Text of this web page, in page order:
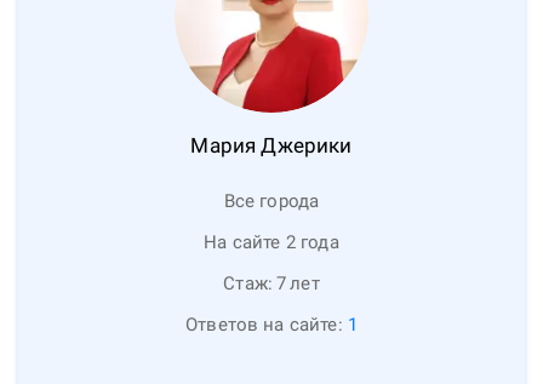
Мария Джерики
Все города
На сайте 2 года
Стаж: 7лет
Ответов на сайте: 1